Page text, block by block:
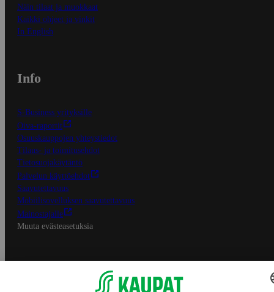
Näin tilaat ja muokkaat
Kaikki ohjeet ja vinkit
In English
Info
S-Business yrityksille
Oiva-raportit
Osuuskauppojen yhteystiedot
Tilaus- ja toimitusehdot
Tietosuojakäytäntö
Palvelun käyttöehdot
Saavutettavuus
Mobiilisovelluksen saavutettavuus
Mainostajalle
Muuta evästeasetuksia
S-ryhmän palvelut